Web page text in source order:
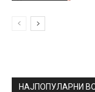
НАЈПОПУЛАРНИ